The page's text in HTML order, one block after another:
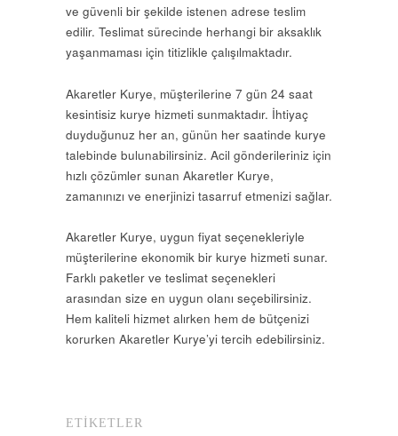
ve güvenli bir şekilde istenen adrese teslim
edilir. Teslimat sürecinde herhangi bir aksaklık
yaşanmaması için titizlikle çalışılmaktadır.
Akaretler Kurye, müşterilerine 7 gün 24 saat
kesintisiz kurye hizmeti sunmaktadır. İhtiyaç
duyduğunuz her an, günün her saatinde kurye
talebinde bulunabilirsiniz. Acil gönderileriniz için
hızlı çözümler sunan Akaretler Kurye,
zamanınızı ve enerjinizi tasarruf etmenizi sağlar.
Akaretler Kurye, uygun fiyat seçenekleriyle
müşterilerine ekonomik bir kurye hizmeti sunar.
Farklı paketler ve teslimat seçenekleri
arasından size en uygun olanı seçebilirsiniz.
Hem kaliteli hizmet alırken hem de bütçenizi
korurken Akaretler Kurye’yi tercih edebilirsiniz.
ETIKETLER